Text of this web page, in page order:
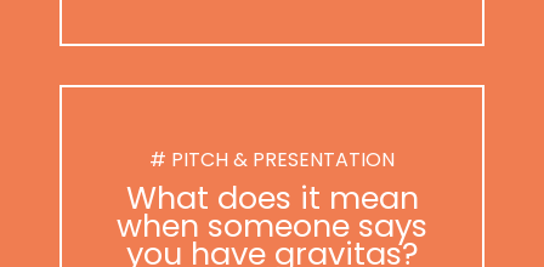
# PITCH & PRESENTATION
What does it mean
when someone says
you have gravitas?